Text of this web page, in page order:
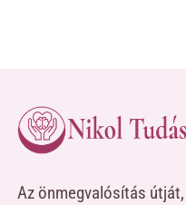
Az önmegvalósítás